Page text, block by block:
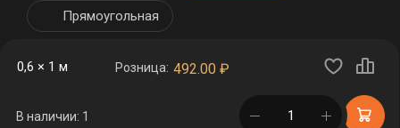
Прямоугольная
0,6 × 1 м Розница: 492.00 ₽
В наличии: 1 в корзине